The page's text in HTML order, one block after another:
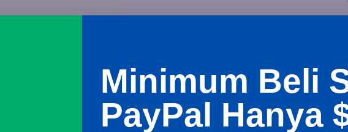
Minimum Beli
PayPal Hanya